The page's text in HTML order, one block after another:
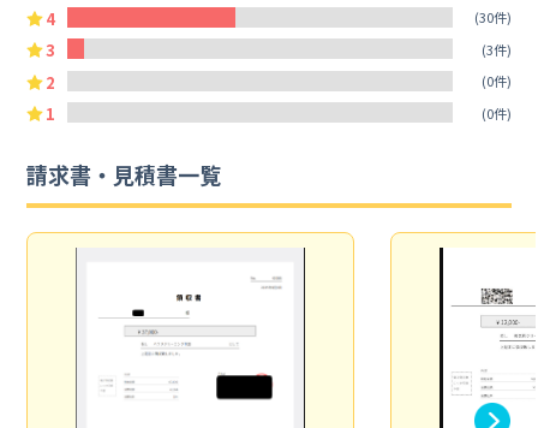
4 (30件)
3 (3件)
2 (0件)
1 (0件)
請求書・見積書一覧